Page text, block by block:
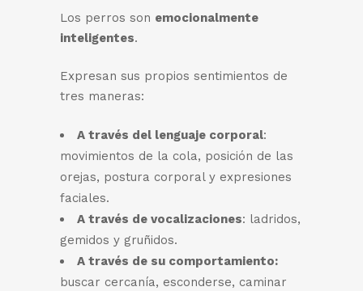
Los perros son emocionalmente
inteligentes.
Expresan sus propios sentimientos de
tres maneras:
A través del lenguaje corporal:
movimientos de la cola, posición de las
orejas, postura corporal y expresiones
faciales.
A través de vocalizaciones: ladridos,
gemidos y gruñidos.
A través de su comportamiento:
buscar cercanía, esconderse, caminar